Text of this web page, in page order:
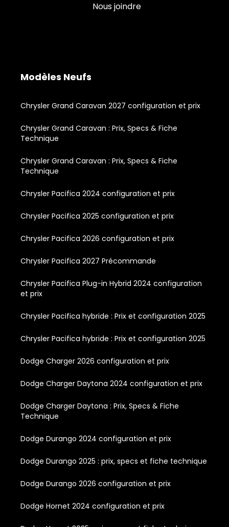
Nous joindre
Modèles Neufs
Chrysler Grand Caravan 2027 configuration et prix
Chrysler Grand Caravan : Prix, Specs & Fiche
Technique
Chrysler Grand Caravan : Prix, Specs & Fiche
Technique
Chrysler Pacifica 2024 configuration et prix
Chrysler Pacifica 2025 configuration et prix
Chrysler Pacifica 2026 configuration et prix
Chrysler Pacifica 2027 Précommande
Chrysler Pacifica Plug-in Hybrid 2024 configuration
et prix
Chrysler Pacifica hybride : Prix et configuration 2025
Chrysler Pacifica hybride : Prix et configuration 2025
Dodge Charger 2026 configuration et prix
Dodge Charger Daytona 2024 configuration et prix
Dodge Charger Daytona : Prix, Specs & Fiche
Technique
Dodge Durango 2024 configuration et prix
Dodge Durango 2025 : prix, specs et fiche technique
Dodge Durango 2026 configuration et prix
Dodge Hornet 2024 configuration et prix